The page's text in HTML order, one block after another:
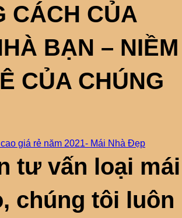
CÁCH CỦA
BẠN – NIỀM
CỦA CHÚNG
tư vấn loại mái
chúng tôi luôn